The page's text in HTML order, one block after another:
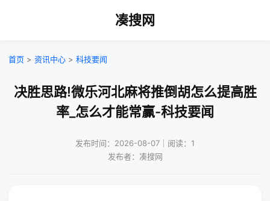
凑搜网
首页 > 资讯中心 > 科技要闻
决胜思路!微乐河北麻将推倒胡怎么提高胜
率_怎么才能常赢-科技要闻
发布时间：2026-08-07｜阅读：1
发布者：凑搜网